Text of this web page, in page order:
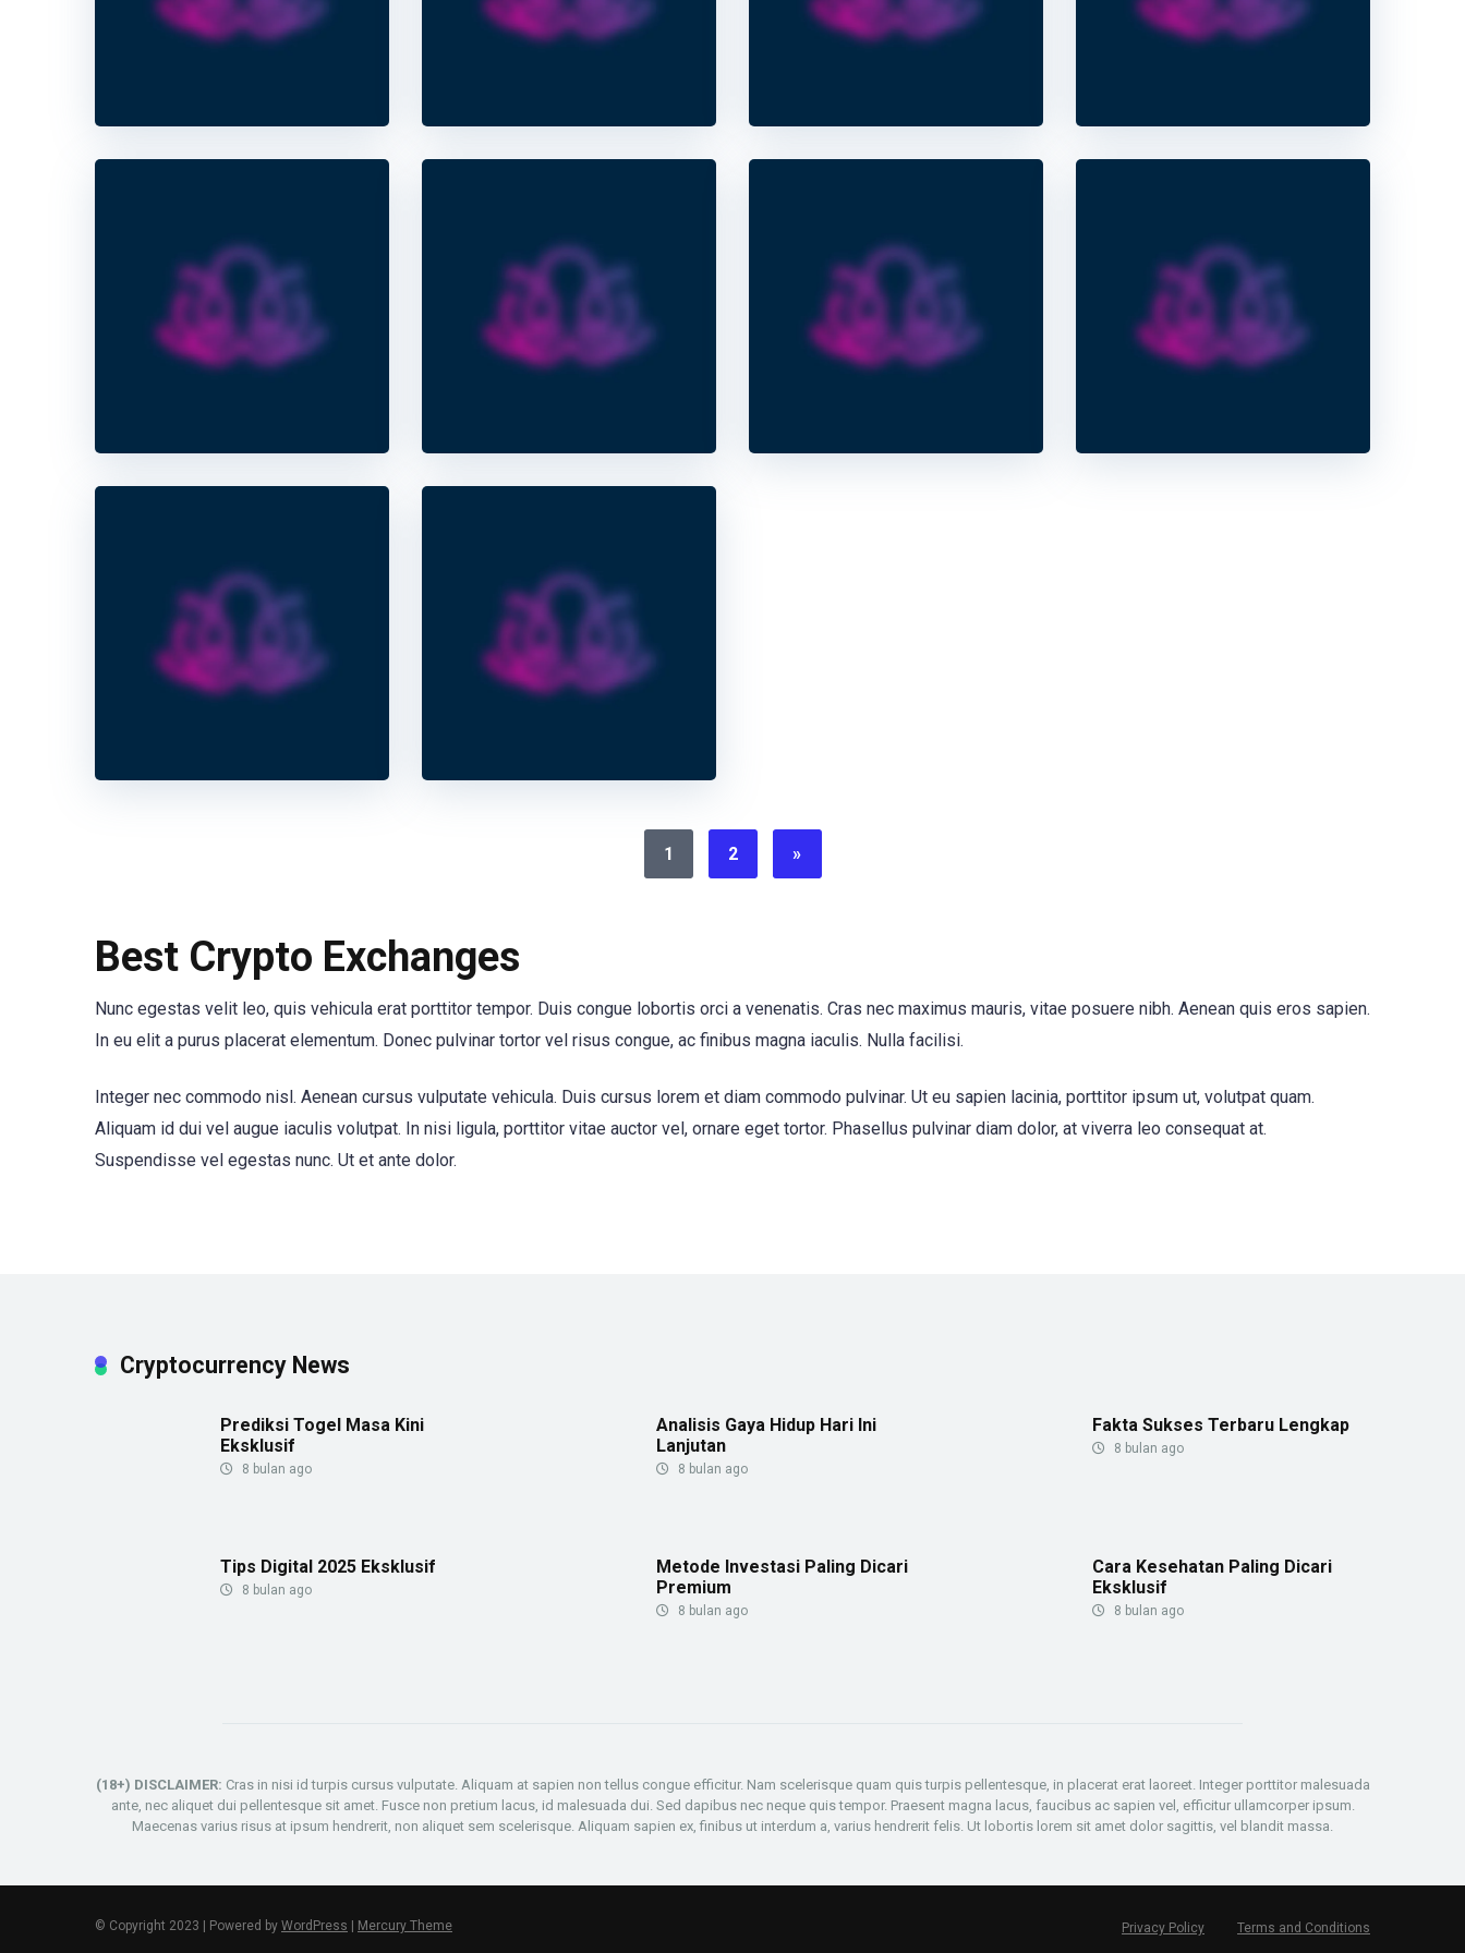
1 2 »
Best Crypto Exchanges
Nunc egestas velit leo, quis vehicula erat porttitor tempor. Duis congue lobortis orci a venenatis. Cras nec maximus mauris, vitae posuere nibh. Aenean quis eros sapien.
In eu elit a purus placerat elementum. Donec pulvinar tortor vel risus congue, ac finibus magna iaculis. Nulla facilisi.
Integer nec commodo nisl. Aenean cursus vulputate vehicula. Duis cursus lorem et diam commodo pulvinar. Ut eu sapien lacinia, porttitor ipsum ut, volutpat quam.
Aliquam id dui vel augue iaculis volutpat. In nisi ligula, porttitor vitae auctor vel, ornare eget tortor. Phasellus pulvinar diam dolor, at viverra leo consequat at.
Suspendisse vel egestas nunc. Ut et ante dolor.
Cryptocurrency News
Prediksi Togel Masa Kini
Eksklusif
8 bulan ago
Analisis Gaya Hidup Hari Ini
Lanjutan
8 bulan ago
Fakta Sukses Terbaru Lengkap
8 bulan ago
Tips Digital 2025 Eksklusif
8 bulan ago
Metode Investasi Paling Dicari
Premium
8 bulan ago
Cara Kesehatan Paling Dicari
Eksklusif
8 bulan ago
(18+) DISCLAIMER: Cras in nisi id turpis cursus vulputate. Aliquam at sapien non tellus congue efficitur. Nam scelerisque quam quis turpis pellentesque, in placerat erat laoreet. Integer porttitor malesuada
ante, nec aliquet dui pellentesque sit amet. Fusce non pretium lacus, id malesuada dui. Sed dapibus nec neque quis tempor. Praesent magna lacus, faucibus ac sapien vel, efficitur ullamcorper ipsum.
Maecenas varius risus at ipsum hendrerit, non aliquet sem scelerisque. Aliquam sapien ex, finibus ut interdum a, varius hendrerit felis. Ut lobortis lorem sit amet dolor sagittis, vel blandit massa.
© Copyright 2023 | Powered by WordPress Mercury Theme Privacy Policy Terms and Conditions